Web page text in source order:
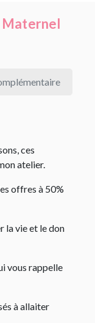
Maternel
ces
atelier.
offres à 50%
la vie et le don
vous rappelle
à allaiter